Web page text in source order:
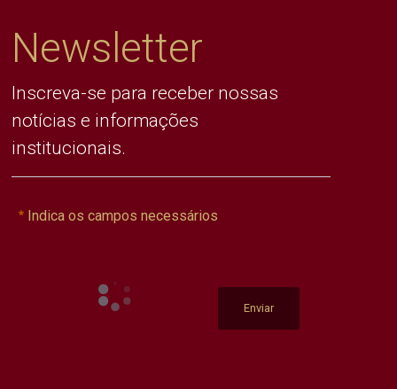
Newsletter
Inscreva-se para receber nossas
notícias e informações
institucionais.
Indica os campos necessários
Enviar